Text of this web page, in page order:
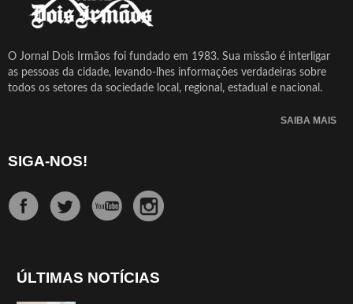
O Jornal Dois Irmãos foi fundado em 1983. Sua missão é interligar
as pessoas da cidade, levando-lhes informações verdadeiras sobre
todos os setores da sociedade local, regional, estadual e nacional.
SAIBA MAIS
SIGA-NOS!
ÚLTIMAS NOTÍCIAS